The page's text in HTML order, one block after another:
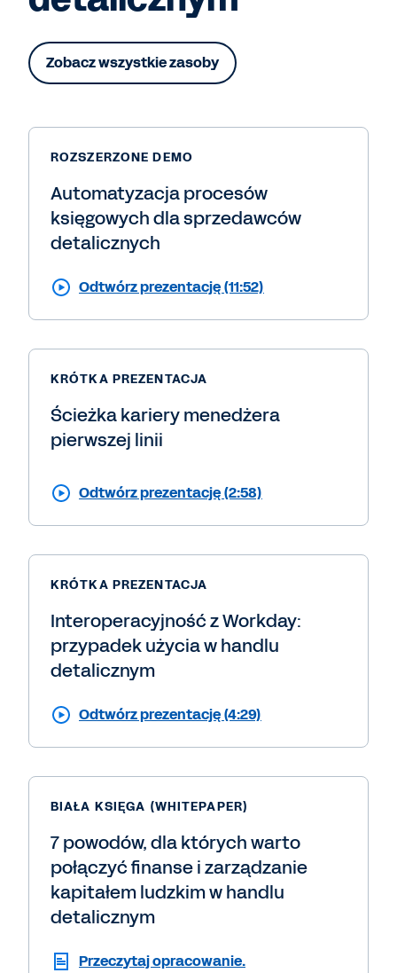
Zobacz wszystkie zasoby
ROZSZERZONE DEMO
Automatyzacja procesów
księgowych dla sprzedawców
detalicznych
Odtwórz prezentację (11:52)
KRÓTKA PREZENTACJA
Ścieżka kariery menedżera
pierwszej linii
Odtwórz prezentację (2:58)
KRÓTKA PREZENTACJA
Interoperacyjność z Workday:
przypadek użycia w handlu
detalicznym
Odtwórz prezentację (4:29)
BIAŁA KSIĘGA (WHITEPAPER)
7 powodów, dla których warto
połączyć finanse i zarządzanie
kapitałem ludzkim w handlu
detalicznym
Przeczytaj opracowanie.